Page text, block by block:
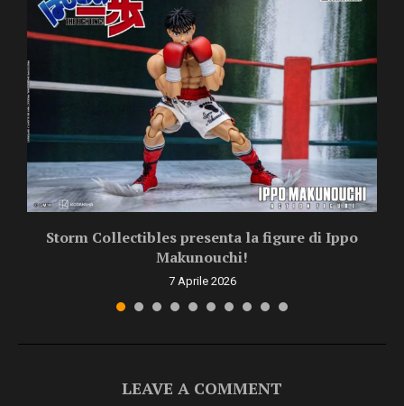
Storm Collectibles presenta la figure di Ippo
Makunouchi!
7 Aprile 2026
LEAVE A COMMENT